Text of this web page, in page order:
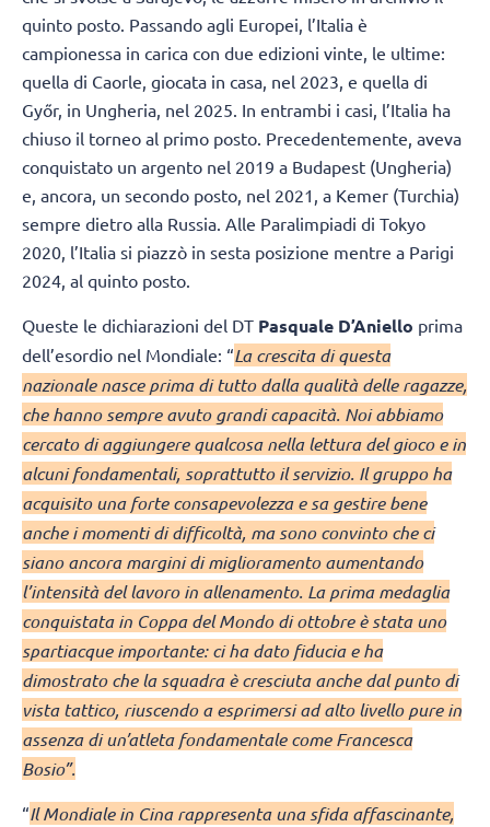
quinto posto. Passando agli Europei, l’Italia è
campionessa in carica con due edizioni vinte, le ultime:
quella di Caorle, giocata in casa, nel 2023, e quella di
Győr, in Ungheria, nel 2025. In entrambi i casi, l’Italia ha
chiuso il torneo al primo posto. Precedentemente, aveva
conquistato un argento nel 2019 a Budapest (Ungheria)
e, ancora, un secondo posto, nel 2021, a Kemer (Turchia)
sempre dietro alla Russia. Alle Paralimpiadi di Tokyo
2020, l’Italia si piazzò in sesta posizione mentre a Parigi
2024, al quinto posto.
Queste le dichiarazioni del DT Pasquale D’Aniello prima
dell’esordio nel Mondiale: “La crescita di questa
nazionale nasce prima di tutto dalla qualità delle ragazze,
che hanno sempre avuto grandi capacità. Noi abbiamo
cercato di aggiungere qualcosa nella lettura del gioco e in
alcuni fondamentali, soprattutto il servizio. Il gruppo ha
acquisito una forte consapevolezza e sa gestire bene
anche i momenti di difficoltà, ma sono convinto che ci
siano ancora margini di miglioramento aumentando
l’intensità del lavoro in allenamento. La prima medaglia
conquistata in Coppa del Mondo di ottobre è stata uno
spartiacque importante: ci ha dato fiducia e ha
dimostrato che la squadra è cresciuta anche dal punto di
vista tattico, riuscendo a esprimersi ad alto livello pure in
assenza di un’atleta fondamentale come Francesca
Bosio”.
“Il Mondiale in Cina rappresenta una sfida affascinante,